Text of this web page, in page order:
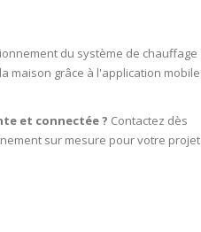
du système de chauffage
maison grâce à l'application mobile
et connectée ? Contactez dès
sur mesure pour votre projet